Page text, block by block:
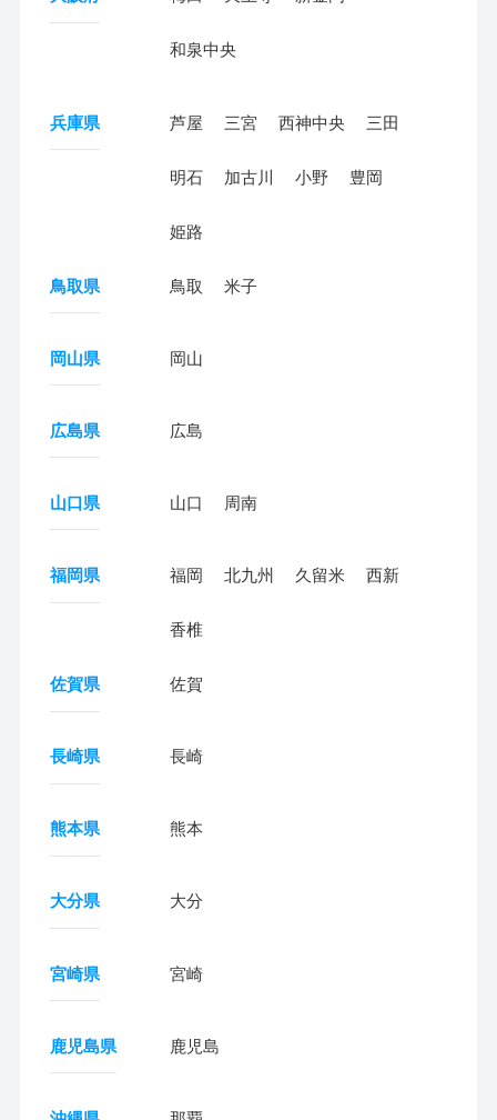
和泉中央
兵庫県 芦屋 三宮 西神中央 三田
明石 加古川 小野 豊岡
姫路
鳥取県 鳥取 米子
岡山県 岡山
広島県 広島
山口県 山口 周南
福岡県 福岡 北九州 久留米 西新
香椎
佐賀県 佐賀
長崎県 長崎
熊本県 熊本
大分県 大分
宮崎県 宮崎
鹿児島県 鹿児島